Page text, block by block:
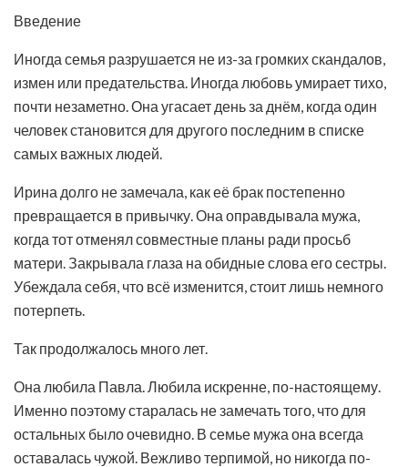
Введение
Иногда семья разрушается не из-за громких скандалов,
измен или предательства. Иногда любовь умирает тихо,
почти незаметно. Она угасает день за днём, когда один
человек становится для другого последним в списке
самых важных людей.
Ирина долго не замечала, как её брак постепенно
превращается в привычку. Она оправдывала мужа,
когда тот отменял совместные планы ради просьб
матери. Закрывала глаза на обидные слова его сестры.
Убеждала себя, что всё изменится, стоит лишь немного
потерпеть.
Так продолжалось много лет.
Она любила Павла. Любила искренне, по-настоящему.
Именно поэтому старалась не замечать того, что для
остальных было очевидно. В семье мужа она всегда
оставалась чужой. Вежливо терпимой, но никогда по-